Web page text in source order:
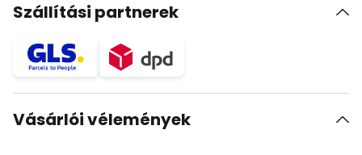
Szállítási partnerek
Vásárlói vélemények